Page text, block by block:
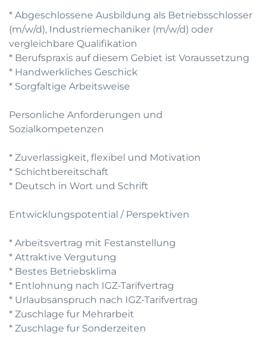
* Abgeschlossene Ausbildung als Betriebsschlosser
(m/w/d), Industriemechaniker (m/w/d) oder
vergleichbare Qualifikation
* Berufspraxis auf diesem Gebiet ist Voraussetzung
* Handwerkliches Geschick
* Sorgfaltige Arbeitsweise
Personliche Anforderungen und
Sozialkompetenzen
* Zuverlassigkeit, flexibel und Motivation
* Schichtbereitschaft
* Deutsch in Wort und Schrift
Entwicklungspotential / Perspektiven
* Arbeitsvertrag mit Festanstellung
* Attraktive Vergutung
* Bestes Betriebsklima
* Entlohnung nach IGZ-Tarifvertrag
* Urlaubsanspruch nach IGZ-Tarifvertrag
* Zuschlage fur Mehrarbeit
* Zuschlage fur Sonderzeiten